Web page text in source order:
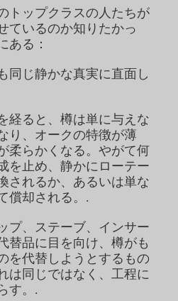
トップクラスの人たちが
ているのか知りたかっ
ある：
同じ静かな真実に直面し
経ると、樽は単に与えな
り、オークの特徴が薄
柔らかくなる。やがて何
を止め、静かにローテー
されるか、あるいは単な
償却される。.
プ、ステーブ、インサー
替品に目を向け、樽がも
を代替しようとするもの
は同じではなく、工程に
す。.